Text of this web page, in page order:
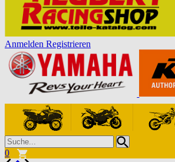
Anmelden Registrieren
0